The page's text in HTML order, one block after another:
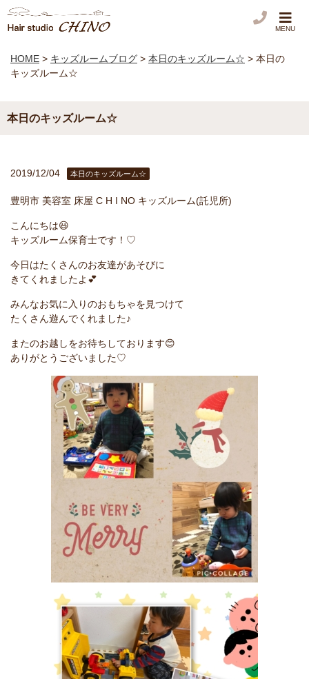
MENU
HOME > キッズルームブログ > 本日のキッズルーム☆ > 本日の
キッズルーム☆
本日のキッズルーム☆
2019/12/04 本日のキッズルーム☆
豊明市 美容室 床屋 C H I NO キッズルーム(託児所)
こんにちは😃
キッズルーム保育士です！♡
今日はたくさんのお友達があそびに
きてくれましたよ💕
みんなお気に入りのおもちゃを見つけて
たくさん遊んでくれました♪
またのお越しをお待ちしております😊
ありがとうございました♡